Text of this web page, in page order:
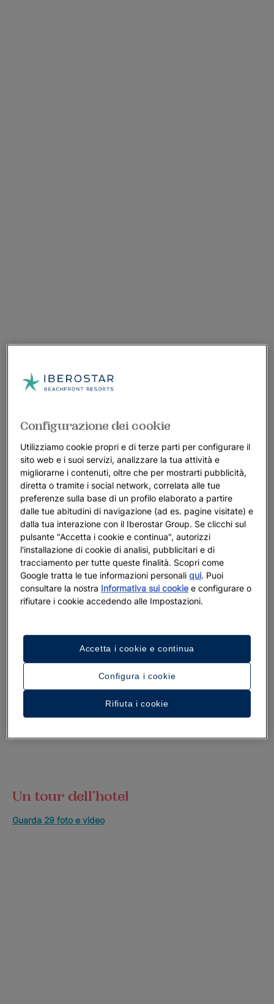
Un tour dell’hotel
Guarda 29 foto e video
Configurazione dei cookie
Utilizziamo cookie propri e di terze parti per configurare il
sito web e i suoi servizi, analizzare la tua attività e
migliorarne i contenuti, oltre che per mostrarti pubblicità,
diretta o tramite i social network, correlata alle tue
preferenze sulla base di un profilo elaborato a partire
dalle tue abitudini di navigazione (ad es. pagine visitate) e
dalla tua interazione con il Iberostar Group. Se clicchi sul
pulsante "Accetta i cookie e continua", autorizzi
l'installazione di cookie di analisi, pubblicitari e di
tracciamento per tutte queste finalità. Scopri come
Google tratta le tue informazioni personaliqui. Puoi
consultare la nostra Informativa sui cookie e configurare o
rifiutare i cookie accedendo alle Impostazioni.
Configura i cookie
Rifiuta i cookie
Accetta i cookie e continua